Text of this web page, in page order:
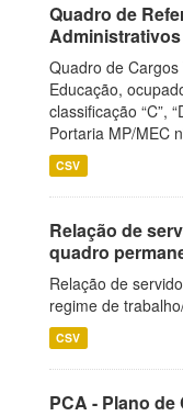
Quadro de
Administrativos
Quadro de
Educação,
classificação “C”,
Portaria MP/MEC
CSV
Relação de
quadro
Relação de
regime de
CSV
PCA - Plano